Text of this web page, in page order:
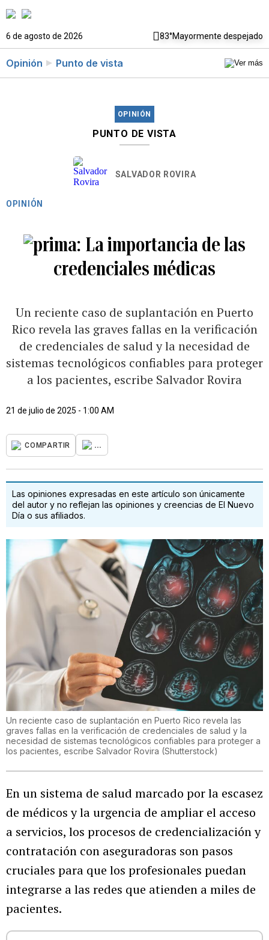
6 de agosto de 2026 83°Mayormente despejado
Opinión Punto de vista
OPINIÓN
PUNTO DE VISTA
SALVADOR ROVIRA
OPINIÓN
La importancia de las
credenciales médicas
Un reciente caso de suplantación en Puerto
Rico revela las graves fallas en la verificación
de credenciales de salud y la necesidad de
sistemas tecnológicos confiables para proteger
a los pacientes, escribe Salvador Rovira
21 de julio de 2025 - 1:00 AM
COMPARTIR ...
Las opiniones expresadas en este artículo son únicamente
del autor y no reflejan las opiniones y creencias de El Nuevo
Día o sus afiliados.
Un reciente caso de suplantación en Puerto Rico revela las
graves fallas en la verificación de credenciales de salud y la
necesidad de sistemas tecnológicos confiables para proteger a
los pacientes, escribe Salvador Rovira (Shutterstock)
En un sistema de salud marcado por la escasez
de médicos y la urgencia de ampliar el acceso
a servicios, los procesos de credencialización y
contratación con aseguradoras son pasos
cruciales para que los profesionales puedan
integrarse a las redes que atienden a miles de
pacientes.